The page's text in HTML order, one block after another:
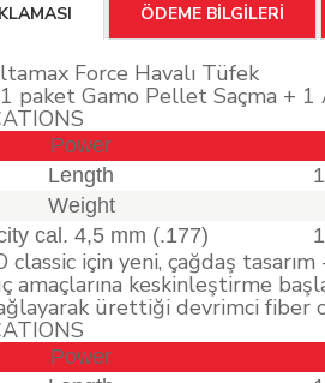
ÖDEME BİLGİLERİ
Force Havalı Tüfek
paket Gamo Pellet Saçma + 1
Power
Length
Weight
cal. 4,5 mm (.177)
classic için yeni, çağdaş
amaçlarına keskinleştirme
ürettiği devrimci fiber
Power